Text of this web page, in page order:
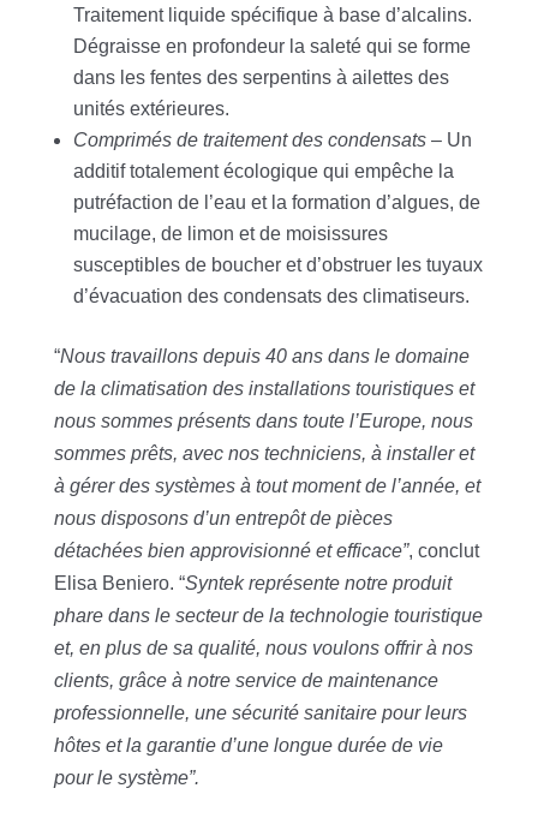
Traitement liquide spécifique à base d’alcalins.
Dégraisse en profondeur la saleté qui se forme
dans les fentes des serpentins à ailettes des
unités extérieures.
Comprimés de traitement des condensats– Un
additif totalement écologique qui empêche la
putréfaction de l’eau et la formation d’algues, de
mucilage, de limon et de moisissures
susceptibles de boucher et d’obstruer les tuyaux
d’évacuation des condensats des climatiseurs.
“Nous travaillons depuis 40 ans dans le domaine
de la climatisation des installations touristiques et
nous sommes présents dans toute l’Europe, nous
sommes prêts, avec nos techniciens, à installer et
à gérer des systèmes à tout moment de l’année, et
nous disposons d’un entrepôt de pièces
détachées bien approvisionné et efficace”, conclut
Elisa Beniero. “Syntek représente notre produit
phare dans le secteur de la technologie touristique
et, en plus de sa qualité, nous voulons offrir à nos
clients, grâce à notre service de maintenance
professionnelle, une sécurité sanitaire pour leurs
hôtes et la garantie d’une longue durée de vie
pour le système”.